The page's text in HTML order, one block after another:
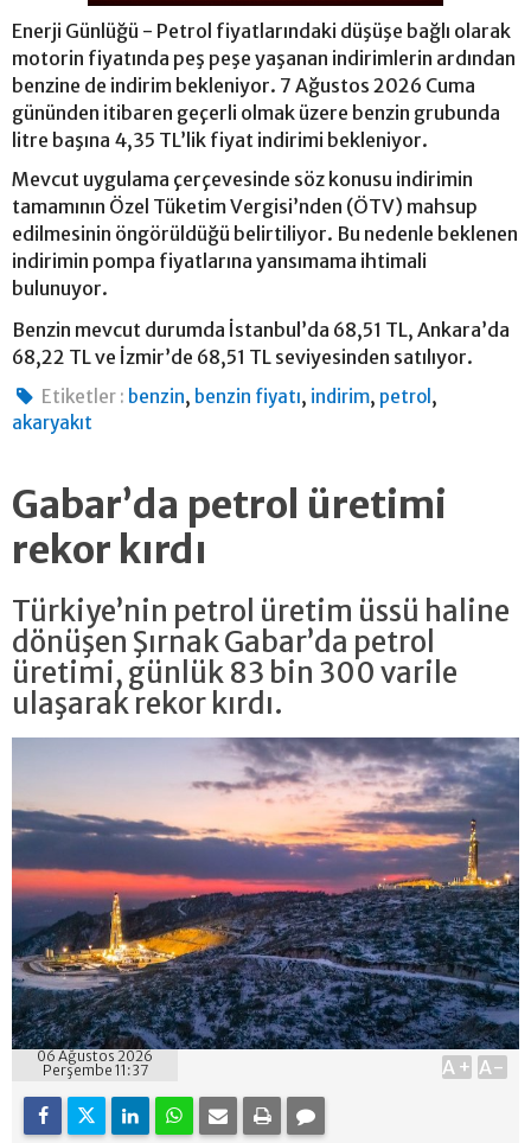
Enerji Günlüğü - Petrol fiyatlarındaki düşüşe bağlı olarak
motorin fiyatında peş peşe yaşanan indirimlerin ardından
benzine de indirim bekleniyor. 7 Ağustos 2026 Cuma
gününden itibaren geçerli olmak üzere benzin grubunda
litre başına 4,35 TL’lik fiyat indirimi bekleniyor.
Mevcut uygulama çerçevesinde söz konusu indirimin
tamamının Özel Tüketim Vergisi’nden (ÖTV) mahsup
edilmesinin öngörüldüğü belirtiliyor. Bu nedenle beklenen
indirimin pompa fiyatlarına yansımama ihtimali
bulunuyor.
Benzin mevcut durumda İstanbul’da 68,51 TL, Ankara’da
68,22 TL ve İzmir’de 68,51 TL seviyesinden satılıyor.
Etiketler : benzin, benzin fiyatı, indirim, petrol ,
akaryakıt
Gabar’da petrol üretimi
rekor kırdı
Türkiye’nin petrol üretim üssü haline
dönüşen Şırnak Gabar’da petrol
üretimi, günlük 83 bin 300 varile
ulaşarak rekor kırdı.
06 Ağustos 2026
Perşembe 11:37
A+ A-